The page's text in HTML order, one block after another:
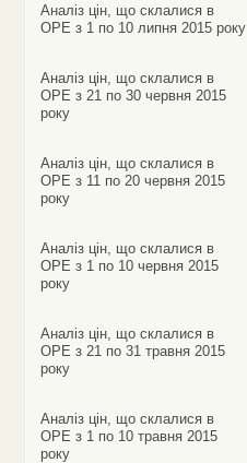
Аналіз цін, що склалися в
ОРЕ з 1 по 10 липня 2015 року
Аналіз цін, що склалися в
ОРЕ з 21 по 30 червня 2015
року
Аналіз цін, що склалися в
ОРЕ з 11 по 20 червня 2015
року
Аналіз цін, що склалися в
ОРЕ з 1 по 10 червня 2015
року
Аналіз цін, що склалися в
ОРЕ з 21 по 31 травня 2015
року
Аналіз цін, що склалися в
ОРЕ з 1 по 10 травня 2015
року